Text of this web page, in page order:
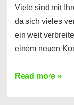
Viele sind mit
da sich vieles
ein weit
einem neuen
Konto
Read more »